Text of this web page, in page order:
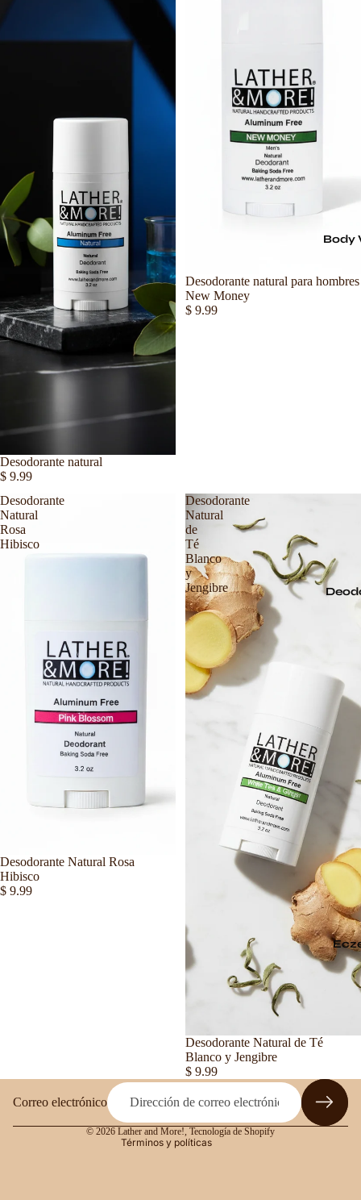
Body
Desodorante natural
$ 9.99
Agotado
Desodorante natural para hombres
New Money
$ 9.99
Desodorante
Natural
Rosa
Hibisco
Agotado
Desodorante Natural Rosa
Hibisco
$ 9.99
Desodorante
Natural
de
Té
Blanco
y
Jengibre
Desodorante Natural de Té
Blanco y Jengibre
$ 9.99
Correo electrónico
© 2026 Lather and More!, Tecnología de Shopify
Términos y políticas
Información de contacto
Aviso legal